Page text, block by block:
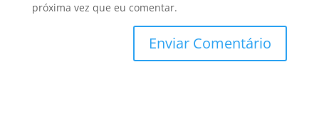
próxima vez que eu comentar.